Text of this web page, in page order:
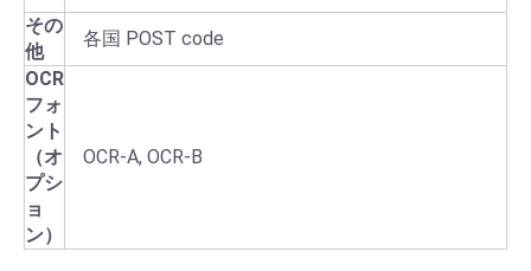
その
他
各国 POST code
OCR
フォ
ント
（オ
プシ
ョ
ン）
OCR-A, OCR-B